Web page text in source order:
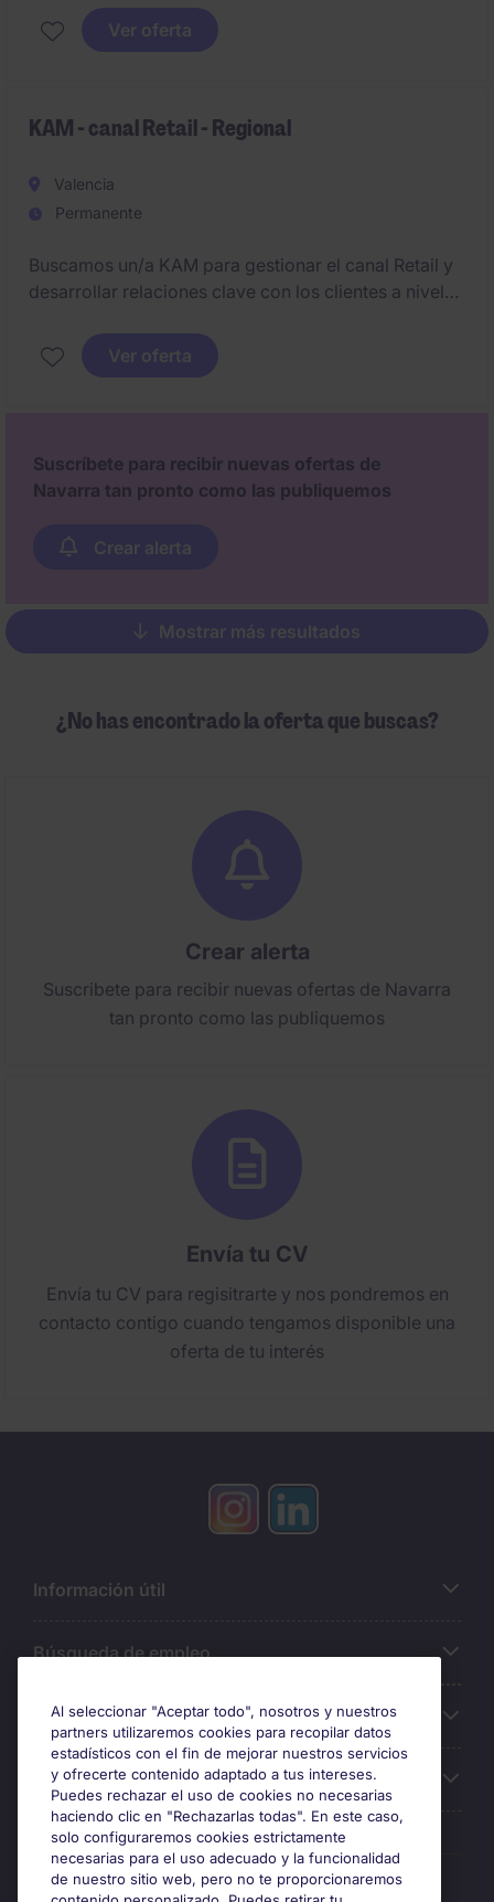
especializada en soluciones de ingeniería y
mantenimiento para el sector eólico liderando el
valor añadido posible.
Ver oferta
KAM - canal Retail - Regional
Valencia
Permanente
Buscamos un/a KAM para gestionar el canal Retail y
desarrollar relaciones clave con los clientes a nivel
responsable de implementar estrategias de ventas
efectivas en la zona.
Ver oferta
Suscríbete para recibir nuevas ofertas de
Navarra tan pronto como las publiquemos
Crear alerta
Pagination
Mostrar más resultados
¿No has encontrado la oferta que buscas?
Crear alerta
Suscribete para recibir nuevas ofertas de Navarra
tan pronto como las publiquemos
Envía tu CV
Envía tu CV para regisitrarte y nos pondremos en
contacto contigo cuando tengamos disponible una
oferta de tu interés
Información útil
Búsqueda de empleo
Oficinas
Sobre Michael Page
Premios y certificaciones
Al seleccionar "Aceptar todo", nosotros y nuestros
partners utilizaremos cookies para recopilar datos
estadísticos con el fin de mejorar nuestros servicios
y ofrecerte contenido adaptado a tus intereses.
Puedes rechazar el uso de cookies no necesarias
haciendo clic en "Rechazarlas todas". En este caso,
solo configuraremos cookies estrictamente
necesarias para el uso adecuado y la funcionalidad
de nuestro sitio web, pero no te proporcionaremos